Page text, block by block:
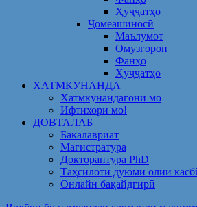
Ҳуҷҷатҳо
Ҷомеашиносӣ
Маълумот
Омузгорон
Фанҳо
Ҳуҷҷатҳо
ХАТМКУНАНДА
Хатмкунандагони мо
Ифтихори мо!
ДОВТАЛАБ
Бакалавриат
Магистратура
Докторантура PhD
Таҳсилоти дуюми олии
Онлайн бақайдгирӣ